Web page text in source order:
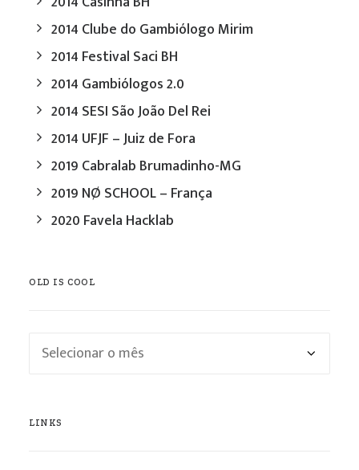
2014 Clube do Gambiólogo Mirim
2014 Festival Saci BH
2014 Gambiólogos 2.0
2014 SESI São João Del Rei
2014 UFJF – Juiz de Fora
2019 Cabralab Brumadinho-MG
2019 NØ SCHOOL – França
2020 Favela Hacklab
OLD IS COOL
Old
LINKS